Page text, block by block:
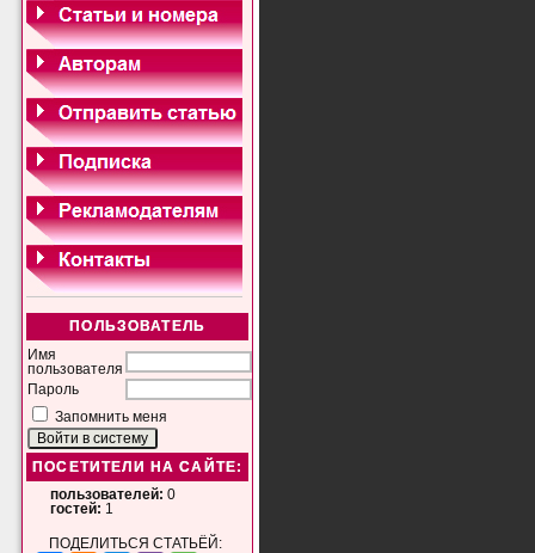
ПОЛЬЗОВАТЕЛЬ
Имя
пользователя
Пароль
Запомнить меня
ПОСЕТИТЕЛИ НА САЙТЕ:
пользователей: 0
гостей: 1
ПОДЕЛИТЬСЯ СТАТЬЁЙ: